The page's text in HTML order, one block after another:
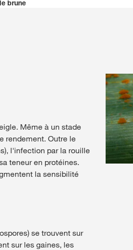
pour ce site dans votre pays :
brune
Même à un stade
rendement. Outre le
l'infection par la rouille
teneur en protéines.
la sensibilité
se trouvent sur
sur les gaines, les